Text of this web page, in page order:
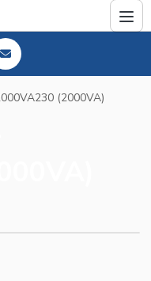
(2000VA)